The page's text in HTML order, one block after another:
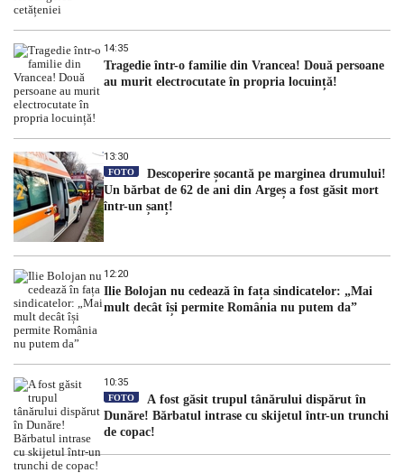
14:35
Tragedie într-o familie din Vrancea! Două persoane
au murit electrocutate în propria locuință!
13:30
FOTO
Descoperire șocantă pe marginea drumului!
Un bărbat de 62 de ani din Argeș a fost găsit mort
într-un șanț!
12:20
Ilie Bolojan nu cedează în fața sindicatelor: „Mai
mult decât își permite România nu putem da”
10:35
FOTO
A fost găsit trupul tânărului dispărut în
Dunăre! Bărbatul intrase cu skijetul într-un trunchi
de copac!